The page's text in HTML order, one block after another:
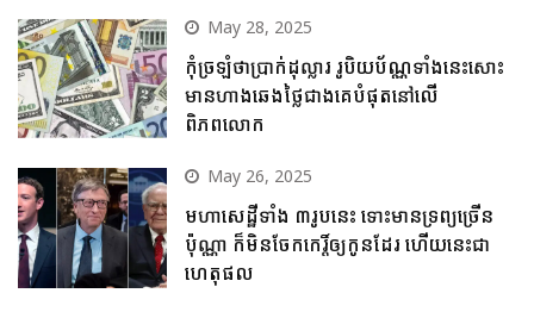
May 28, 2025
កុំច្រឡំថាប្រាក់ដុល្លារ រូបិយប័ណ្ណទាំងនេះសោះ
មានហាងឆេងថ្លៃជាងគេបំផុតនៅលើ
ពិភពលោក
May 26, 2025
មហាសេដ្ឋីទាំង ៣រូបនេះ ទោះមានទ្រព្យច្រើន
ប៉ុណ្ណា ក៏មិនចែកកេរ្តិ៍ឲ្យកូនដែរ ហើយនេះជា
ហេតុផល